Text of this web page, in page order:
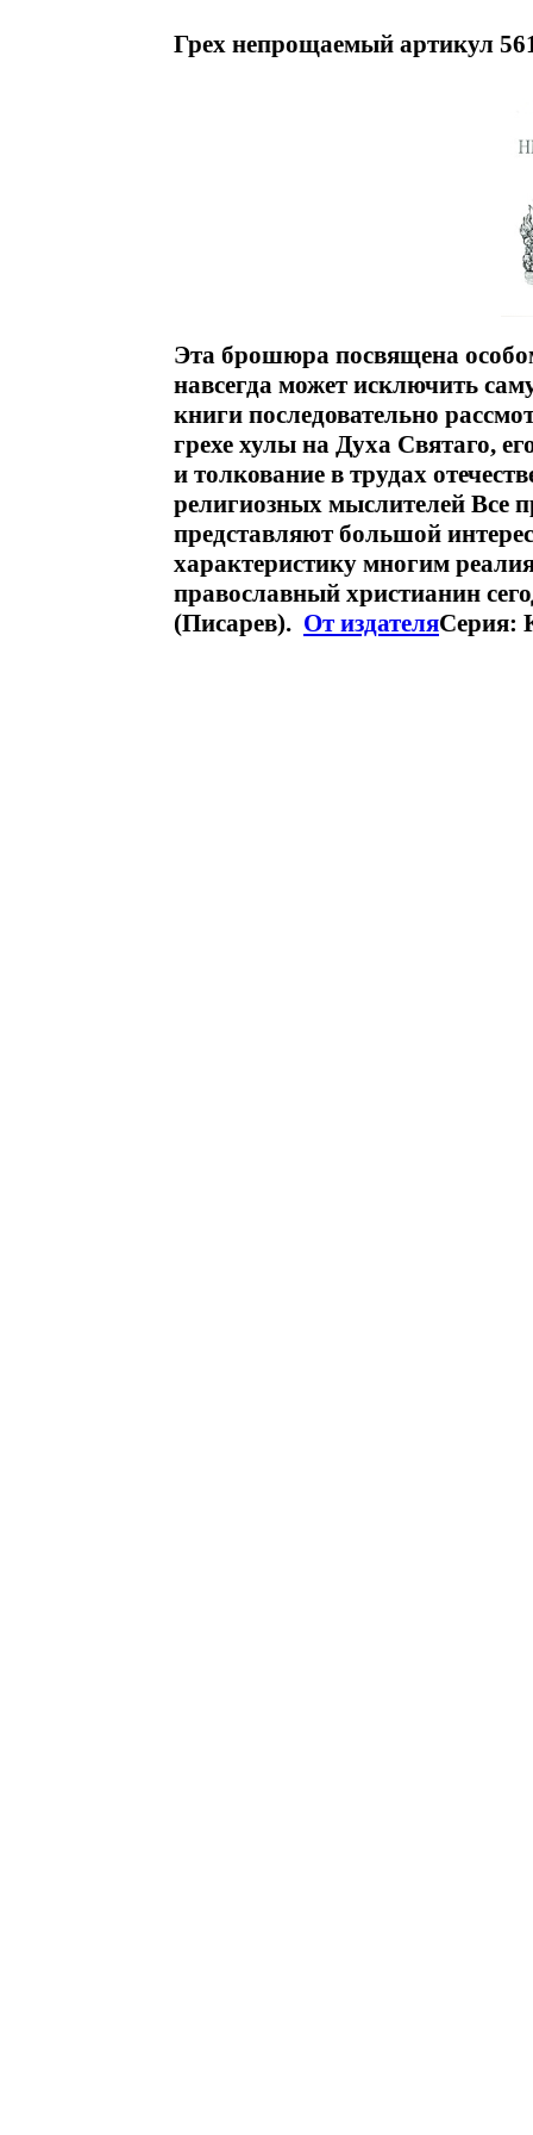
Грех непрощаемый артикул
Эта брошюра посвящена
навсегда может исключить
книги последовательно
грехе хулы на Духа Святаго,
и толкование в трудах
религиозных мыслителей Все
представляют большой
характеристику многим
православный христианин
(Писарев). От издателяСерия: